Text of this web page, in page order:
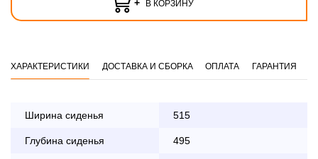
+ В КОРЗИНУ
ХАРАКТЕРИСТИКИ ДОСТАВКА И СБОРКА ОПЛАТА ГАРАНТИЯ
Ширина сиденья 515
Глубина сиденья 495